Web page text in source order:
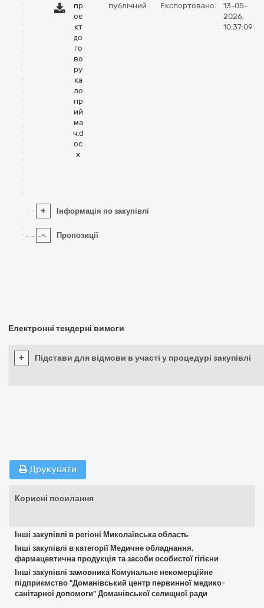
пр
оє
кт
до
го
во
ру
ка
ло
пр
ий
ма
ч.d
oc
x
публічний Експортовано:
13-05-
2026,
10:37:09
+ Інформація по закупівлі
- Пропозиції
Електронні тендерні вимоги
+ Підстави для відмови в участі у процедурі закупівлі
Друкувати
Корисні посилання
Інші закупівлі в регіоні Миколаївська область
Інші закупівлі в категорії Медичне обладнання,
фармацевтична продукція та засоби особистої гігієни
Інші закупівлі замовника Комунальне некомерційне
підприємство "Доманівський центр первинної медико-
санітарної допомоги" Доманівської селищної ради